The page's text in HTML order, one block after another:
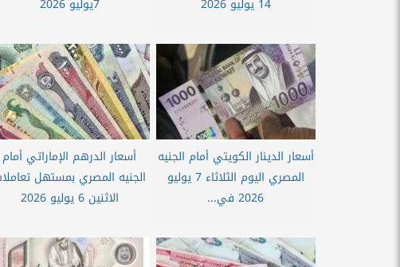
أسعار الدينار الكويتي أمام الجنيه
المصري اليوم الثلاثاء 7 يوليو
2026 في...
أسعار الدرهم الإماراتي أمام
الجنيه المصري بمستهل
الاثنين 6 يوليو 2026